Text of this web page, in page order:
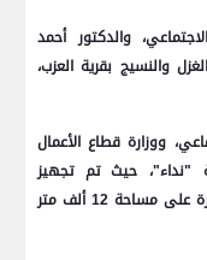
والدكتور أحمد
والنسيج بقرية العزب،
ووزارة قطاع الأعمال
"نداء"، حيث تم تجهيز
وتشغيل مجمع صناعي متخصص للملابس الجاهزة على مساحة 12 ألف متر